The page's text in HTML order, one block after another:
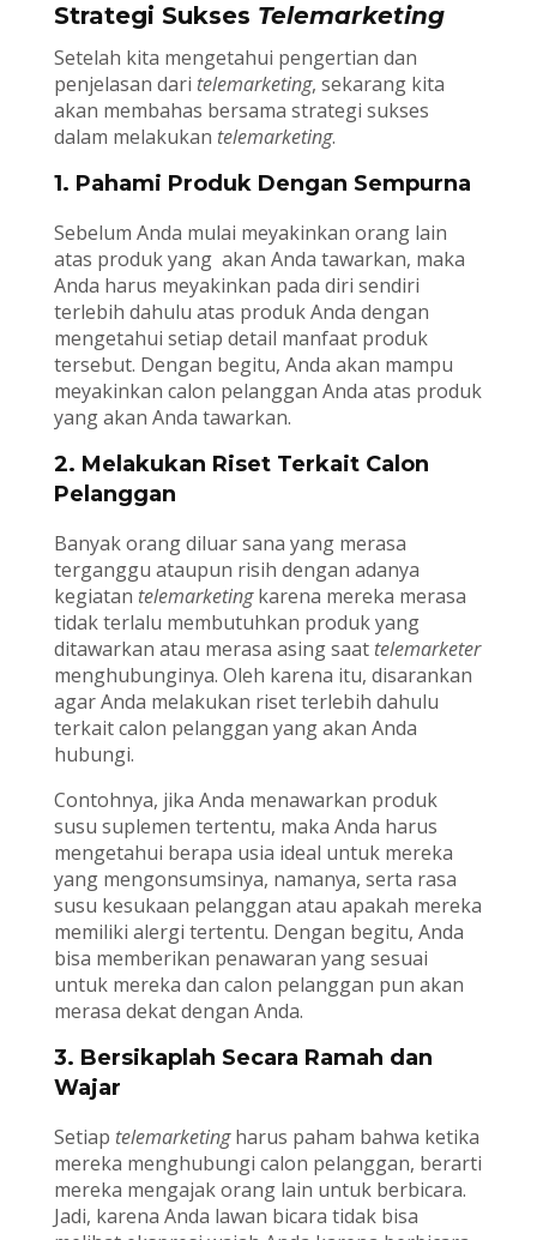
Strategi Sukses Telemarketing
Setelah kita mengetahui pengertian dan
penjelasan dari telemarketing, sekarang kita
akan membahas bersama strategi sukses
dalam melakukan telemarketing.
1. Pahami Produk Dengan Sempurna
Sebelum Anda mulai meyakinkan orang lain
atas produk yang akan Anda tawarkan, maka
Anda harus meyakinkan pada diri sendiri
terlebih dahulu atas produk Anda dengan
mengetahui setiap detail manfaat produk
tersebut. Dengan begitu, Anda akan mampu
meyakinkan calon pelanggan Anda atas produk
yang akan Anda tawarkan.
2. Melakukan Riset Terkait Calon
Pelanggan
Banyak orang diluar sana yang merasa
terganggu ataupun risih dengan adanya
kegiatan telemarketingkarena mereka merasa
tidak terlalu membutuhkan produk yang
ditawarkan atau merasa asing saat telemarketer
menghubunginya. Oleh karena itu, disarankan
agar Anda melakukan riset terlebih dahulu
terkait calon pelanggan yang akan Anda
hubungi.
Contohnya, jika Anda menawarkan produk
susu suplemen tertentu, maka Anda harus
mengetahui berapa usia ideal untuk mereka
yang mengonsumsinya, namanya, serta rasa
susu kesukaan pelanggan atau apakah mereka
memiliki alergi tertentu. Dengan begitu, Anda
bisa memberikan penawaran yang sesuai
untuk mereka dan calon pelanggan pun akan
merasa dekat dengan Anda.
3. Bersikaplah Secara Ramah dan
Wajar
Setiap telemarketingharus paham bahwa ketika
mereka menghubungi calon pelanggan, berarti
mereka mengajak orang lain untuk berbicara.
Jadi, karena Anda lawan bicara tidak bisa